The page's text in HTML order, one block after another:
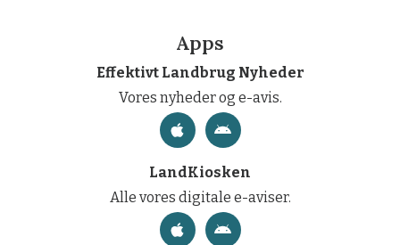
Apps
Effektivt Landbrug Nyheder
Vores nyheder og e-avis.
LandKiosken
Alle vores digitale e-aviser.